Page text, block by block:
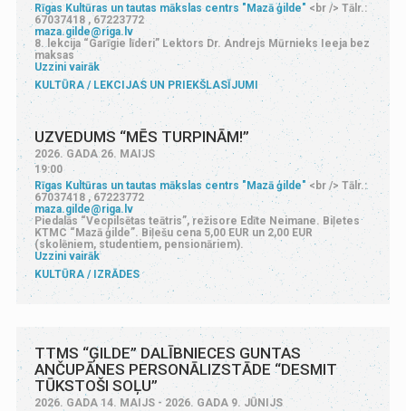
Rīgas Kultūras un tautas mākslas centrs "Mazā ģilde" <br /> Tālr.:
67037418 , 67223772
maza.gilde@riga.lv
8. lekcija “Garīgie līderi” Lektors Dr. Andrejs Mūrnieks Ieeja bez
maksas
Uzzini vairāk
KULTŪRA
LEKCIJAS UN PRIEKŠLASĪJUMI
UZVEDUMS “MĒS TURPINĀM!”
2026. GADA 26. MAIJS
19:00
Rīgas Kultūras un tautas mākslas centrs "Mazā ģilde" <br /> Tālr.:
67037418 , 67223772
maza.gilde@riga.lv
Piedalās “Vecpilsētas teātris”, režisore Edīte Neimane. Biļetes
KTMC “Mazā ģilde”. Biļešu cena 5,00 EUR un 2,00 EUR
(skolēniem, studentiem, pensionāriem).
Uzzini vairāk
KULTŪRA
IZRĀDES
TTMS “ĢILDE” DALĪBNIECES GUNTAS
ANČUPĀNES PERSONĀLIZSTĀDE “DESMIT
TŪKSTOŠI SOĻU”
2026. GADA 14. MAIJS - 2026. GADA 9. JŪNIJS